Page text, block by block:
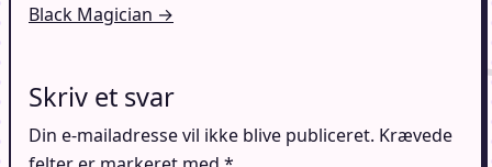
Black Magician →
Skriv et svar
Din e-mailadresse vil ikke blive publiceret. Krævede